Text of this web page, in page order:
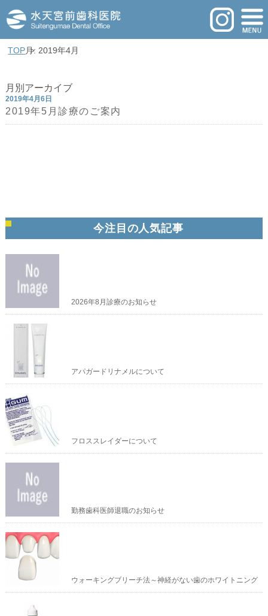
TOP月: 2019年4月
月別アーカイブ
2019年4月6日
2019年5月診療のご案内
今注目の人気記事
2026年8月診療のお知らせ
アパガードリナメルについて
フロススレイダーについて
勤務歯科医師退職のお知らせ
ウォーキングブリーチ法～神経がない歯のホワイトニング